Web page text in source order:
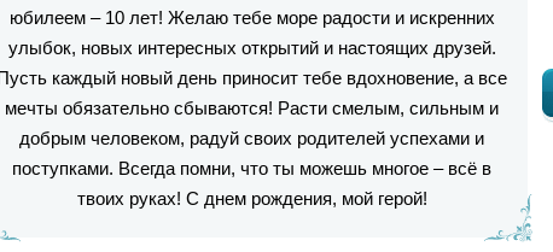
юбилеем – 10 лет! Желаю тебе море радости и искренних
улыбок, новых интересных открытий и настоящих друзей.
каждый новый день приносит тебе вдохновение, а все
мечты обязательно сбываются! Расти смелым, сильным и
добрым человеком, радуй своих родителей успехами и
поступками. Всегда помни, что ты можешь многое – всё в
твоих руках! С днем рождения, мой герой!